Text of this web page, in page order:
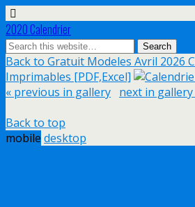
2020 Calendrier
Back to Gratuit Modeles Avril 2026
Imprimables [PDF,Excel]
« previous in gallery next in gallery
Back to top
mobile desktop